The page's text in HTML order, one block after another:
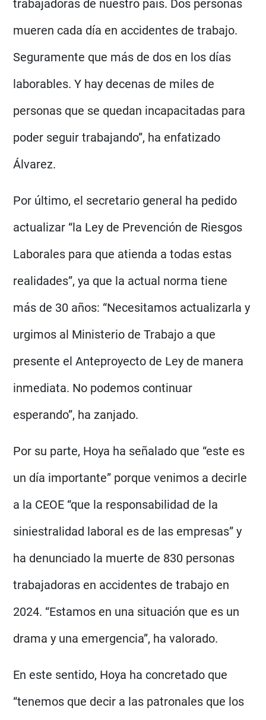
trabajadoras de nuestro país. Dos personas
mueren cada día en accidentes de trabajo.
Seguramente que más de dos en los días
laborables. Y hay decenas de miles de
personas que se quedan incapacitadas para
poder seguir trabajando”, ha enfatizado
Álvarez.
Por último, el secretario general ha pedido
actualizar “la Ley de Prevención de Riesgos
Laborales para que atienda a todas estas
realidades”, ya que la actual norma tiene
más de 30 años: “Necesitamos actualizarla y
urgimos al Ministerio de Trabajo a que
presente el Anteproyecto de Ley de manera
inmediata. No podemos continuar
esperando”, ha zanjado.
Por su parte, Hoya ha señalado que “este es
un día importante” porque venimos a decirle
a la CEOE “que la responsabilidad de la
siniestralidad laboral es de las empresas” y
ha denunciado la muerte de 830 personas
trabajadoras en accidentes de trabajo en
2024. “Estamos en una situación que es un
drama y una emergencia”, ha valorado.
En este sentido, Hoya ha concretado que
“tenemos que decir a las patronales que los